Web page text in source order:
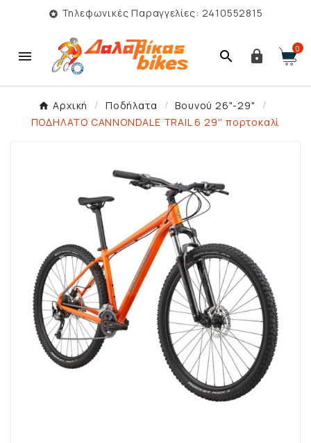
 Τηλεφωνικές Παραγγελίες: 2410552815
   0
Αρχική Ποδήλατα
Βουνού 26"-29"
ΠΟΔΗΛΑΤΟ CANNONDALE TRAIL 6 29'' πορτοκαλί